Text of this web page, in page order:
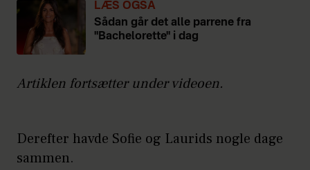
LÆS OGSÅ
Sådan går det alle parrene fra
"Bachelorette" i dag
Artiklen fortsætter under videoen.
Derefter havde Sofie og Laurids nogle dage
sammen.